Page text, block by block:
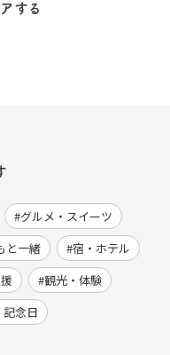
する
グルメ・スイーツ
と一緒
宿・ホテル
観光・体験
念日